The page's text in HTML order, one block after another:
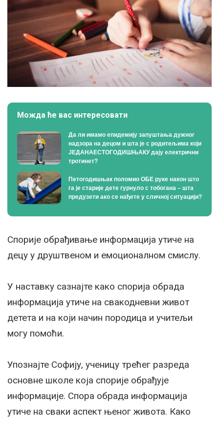
Можда ће вас интересовати
Да ли имамо епидемију запуштања дужног
надзора на децом и шта је с родитељима који
ЈЕДАНАЕСТОГОДИШЊАКУ дају електрични
тротинет?
Петогодишњак поломио ОБЕ руке након што
га је старије дете гурнуло с тобогана – шта
предузети ако се нађете у сличној ситуацији?
Спорије обрађивање информација утиче на
децу у друштвеном и емоционалном смислу.
У наставку сазнајте како спорија обрада
информација утиче на свакодневни живот
детета и на који начин породица и учитељи
могу помоћи.
Упознајте Софију, ученицу трећег разреда
основне школе која спорије обрађује
информације. Спора обрада информација
утиче на сваки аспект њеног живота. Како